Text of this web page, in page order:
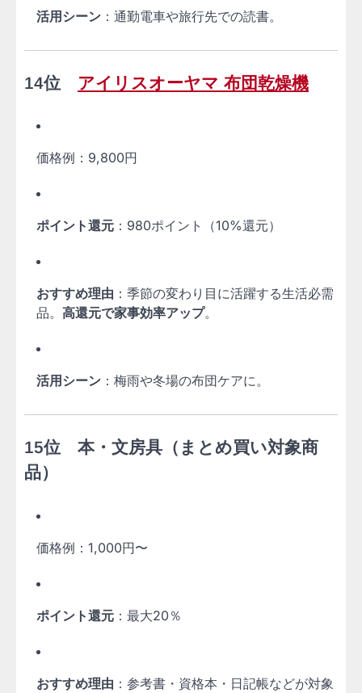
活用シーン ：通勤電車や旅行先での読書。
14位 アイリスオーヤマ 布団乾燥機
価格例：9,800円
ポイント還元 ：980ポイント（10%還元）
おすすめ理由 ：季節の変わり目に活躍する生活必需
品。 高還元で家事効率アップ。
活用シーン ：梅雨や冬場の布団ケアに。
15位 本・文房具（まとめ買い対象商
品）
価格例：1,000円〜
ポイント還元 ：最大20％
おすすめ理由 ：参考書・資格本・日記帳などが対象